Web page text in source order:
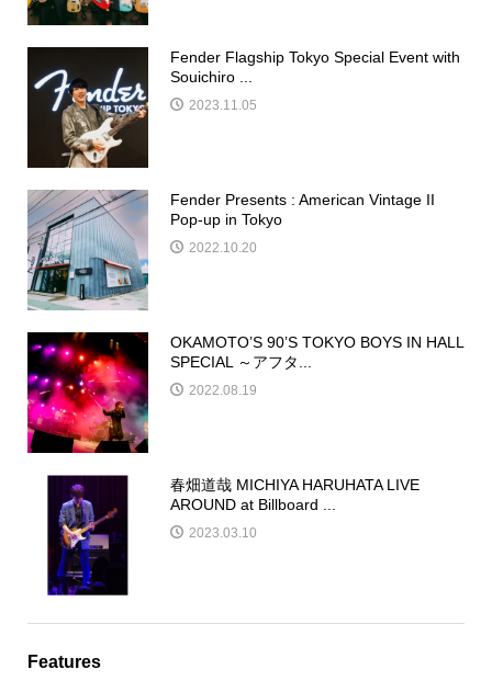
Fender Flagship Tokyo Special Event with
Souichiro ...
2023.11.05
Fender Presents : American Vintage II
Pop-up in Tokyo
2022.10.20
OKAMOTO’S 90’S TOKYO BOYS IN HALL
SPECIAL ～アフタ...
2022.08.19
春畑道哉 MICHIYA HARUHATA LIVE
AROUND at Billboard ...
2023.03.10
Features